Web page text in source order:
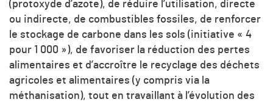
(protoxyde d’azote), de réduire l’utilisation, directe
ou indirecte, de combustibles fossiles, de renforcer
le stockage de carbone dans les sols (initiative « 4
pour 1 000 »), de favoriser la réduction des pertes
alimentaires et d’accroître le recyclage des déchets
agricoles et alimentaires (y compris via la
méthanisation), tout en travaillant à l’évolution des